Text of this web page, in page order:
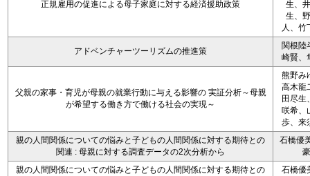
正規雇用の促進による母子家庭に対する経済援助政策
生、
生、
人、竹
アドベンチャーツーリズムの推進策
関根陸
崎賢、
父親の家事・育児が母親の就業行動に与える影響の 実証分析～母親
が希望する働き方で働ける社会の実現～
熊野み
高木龍
田尽生
咲希、
歩、来
親の人間関係についての悩みと子どもの人間関係に対する期待との
関連 : 母親に対する調査データの2次分析から
石橋優
豪
親の人間関係についての悩みと子どもの人間関係に対する期待との
石橋優